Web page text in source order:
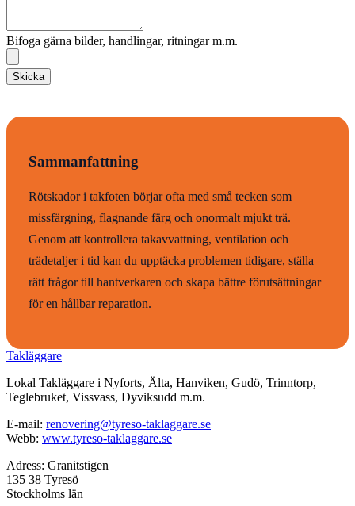
Bifoga gärna bilder, handlingar, ritningar m.m.
Skicka
Sammanfattning
Rötskador i takfoten börjar ofta med små tecken som
missfärgning, flagnande färg och onormalt mjukt trä.
Genom att kontrollera takavvattning, ventilation och
trädetaljer i tid kan du upptäcka problemen tidigare, ställa
rätt frågor till hantverkaren och skapa bättre förutsättningar
för en hållbar reparation.
Takläggare
Lokal Takläggare i Nyforts, Älta, Hanviken, Gudö, Trinntorp,
Teglebruket, Vissvass, Dyviksudd m.m.
E-mail: renovering@tyreso-taklaggare.se
Webb: www.tyreso-taklaggare.se
Adress: Granitstigen
135 38 Tyresö
Stockholms län